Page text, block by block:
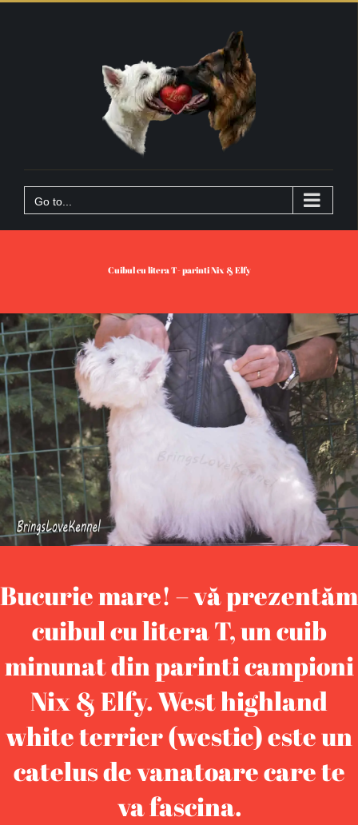
Go to...
Cuibul cu litera T- parinti Nix & Elfy
Bucurie mare! – vă prezentăm
cuibul cu litera T, un cuib
minunat din parinti campioni
Nix & Elfy. West highland
white terrier (westie) este un
catelus de vanatoare care te
va fascina.